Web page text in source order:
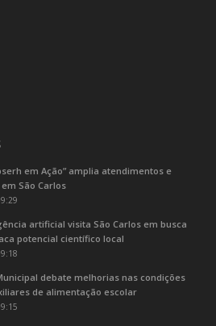
em Ação” amplia atendimentos e
São Carlos
artificial visita São Carlos em busca
potencial científico local
debate melhorias nas condições
de alimentação escolar